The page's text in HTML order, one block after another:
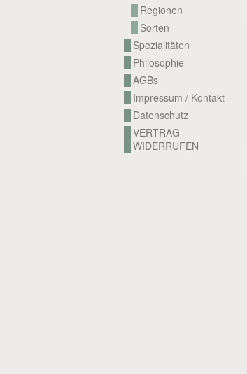
Regionen
Sorten
Spezialitäten
Philosophie
AGBs
Impressum / Kontakt
Datenschutz
VERTRAG
WIDERRUFEN